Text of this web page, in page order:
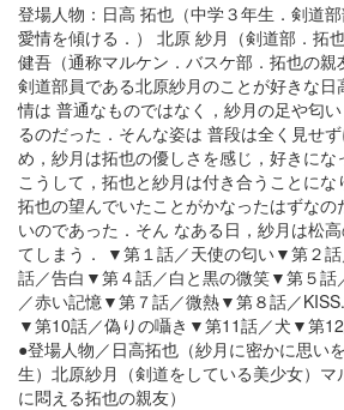
登場人物：日高 拓也（中学３年生．剣道
愛情を傾ける．） 北原 紗月（剣道部．拓
健吾（通称マルケン．バスケ部．拓也の親
剣道部員である北原紗月のことが好きな
情は 普通なものではなく，紗月の足や匂
るのだった．そんな姿は 普段は全く見せ
め，紗月は拓也の優しさを感じ，好きにな
こうして，拓也と紗月は付き合うことにな
拓也の望んでいたことがかなったはずなの
いのであった．そん なある日，紗月は松
てしまう． ▼第１話／天使の匂い▼第２
話／告白▼第４話／白と黒の微笑▼第５
／赤い記憶▼第７話／微熱▼第８話／
▼第10話／偽りの囁き▼第11話／犬▼第
●登場人物／日高拓也（紗月に密かに思い
生）北原紗月（剣道をしている美少女）マ
に悶える拓也の親友）